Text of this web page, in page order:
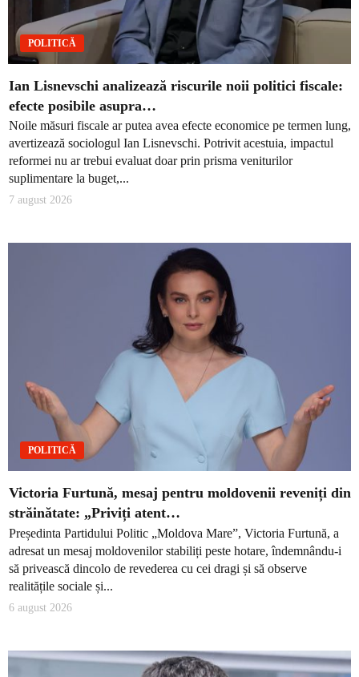
POLITICĂ
Ian Lisnevschi analizează riscurile noii politici fiscale:
efecte posibile asupra…
Noile măsuri fiscale ar putea avea efecte economice pe termen lung,
avertizează sociologul Ian Lisnevschi. Potrivit acestuia, impactul
reformei nu ar trebui evaluat doar prin prisma veniturilor
suplimentare la buget,...
7 august 2026
POLITICĂ
Victoria Furtună, mesaj pentru moldovenii reveniți din
străinătate: „Priviți atent…
Președinta Partidului Politic „Moldova Mare”, Victoria Furtună, a
adresat un mesaj moldovenilor stabiliți peste hotare, îndemnându-i
să privească dincolo de revederea cu cei dragi și să observe
realitățile sociale și...
6 august 2026